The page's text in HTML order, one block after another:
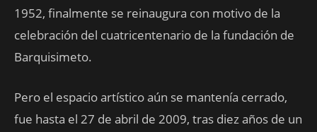
1952, finalmente se reinaugura con motivo de la
celebración del cuatricentenario de la fundación de
Barquisimeto.
Pero el espacio artístico aún se mantenía cerrado,
fue hasta el 27 de abril de 2009, tras diez años de un